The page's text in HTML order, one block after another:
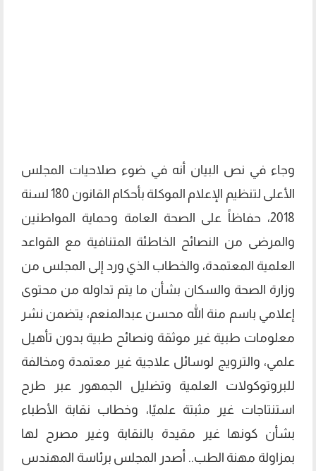
وجاء في نص البيان أنه في ضوء صلاحيات المجلس
الأعلى لتنظيم الإعلام الموكلة بأحكام القانون 180 لسنة
2018، حفاظاً على الصحة العامة وحماية المواطنين
والمرضى من النصائح الخاطئة المتنافية مع القواعد
العلمية المعتمدة، والخطاب الذي ورد إلى المجلس من
وزارة الصحة والسكان بشأن ما يتم تداوله من محتوى
إعلامي باسم منة الله محسن عبدالمنعم، يتضمن نشر
معلومات طبية غير موثقة ونصائح طبية بدون تأهيل
علمي، والترويج لوسائل علاجية غير معتمدة ومخالفة
للبروتوكولات العلمية وتضليل الجمهور عبر طرح
استنتاجات غير مثبتة علميًا، وخطاب نقابة الأطباء
بشأن كونها غير مقيدة بالنقابة وغير مصرح لها
بمزاولة مهنة الطب.. أصدر المجلس برئاسة المهندس